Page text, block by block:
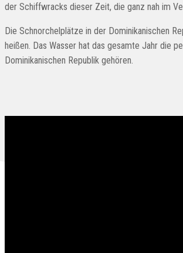
der Schiffwracks dieser Zeit, die ganz nah im
Die Schnorchelplätze in der Dominikanischen
heißen. Das Wasser hat das gesamte Jahr die
Dominikanischen Republik gehören.